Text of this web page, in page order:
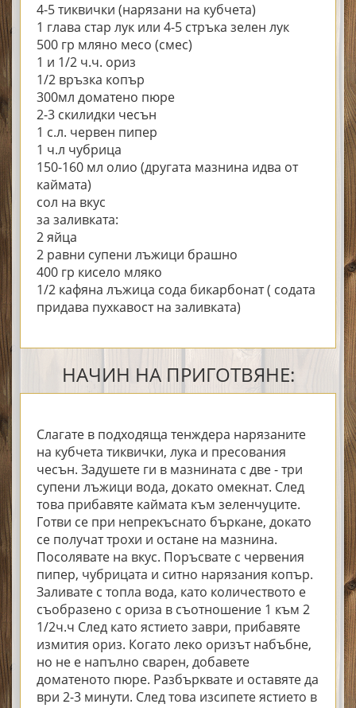
4-5 тиквички (нарязани на кубчета)
1 глава стар лук или 4-5 стръка зелен лук
500 гр мляно месо (смес)
1 и 1/2 ч.ч. ориз
1/2 връзка копър
300мл доматено пюре
2-3 скилидки чесън
1 с.л. червен пипер
1 ч.л чубрица
150-160 мл олио (другата мазнина идва от
каймата)
сол на вкус
за заливката:
2 яйца
2 равни супени лъжици брашно
400 гр кисело мляко
1/2 кафяна лъжица сода бикарбонат ( содата
придава пухкавост на заливката)
НАЧИН НА ПРИГОТВЯНЕ:
Слагате в подходяща тенждера нарязаните
на кубчета тиквички, лука и пресования
чесън. Задушете ги в мазнината с две - три
супени лъжици вода, докато омекнат. След
това прибавяте каймата към зеленчуците.
Готви се при непрекъснато бъркане, докато
се получат трохи и остане на мазнина.
Посолявате на вкус. Поръсвате с червения
пипер, чубрицата и ситно нарязания копър.
Заливате с топла вода, като количеството е
съобразено с ориза в съотношение 1 към 2
1/2ч.ч След като ястието заври, прибавяте
измития ориз. Когато леко оризът набъбне,
но не е напълно сварен, добавете
доматеното пюре. Разбърквате и оставяте да
ври 2-3 минути. След това изсипете ястието в